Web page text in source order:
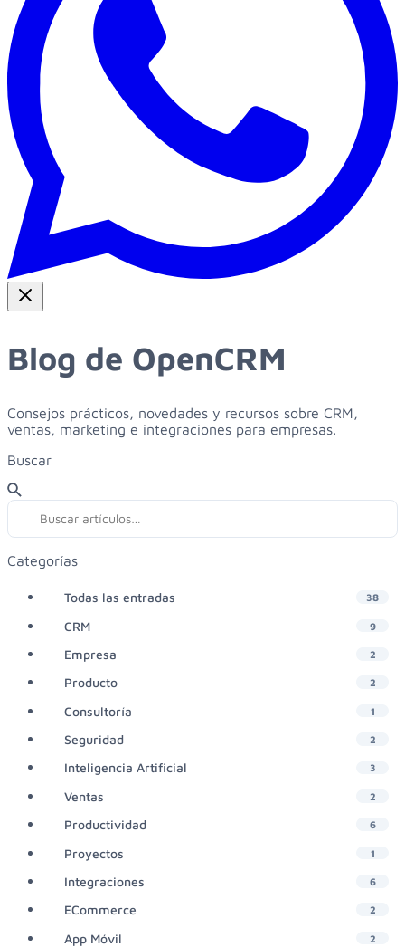
Blog de OpenCRM
Consejos prácticos, novedades y recursos sobre CRM,
ventas, marketing e integraciones para empresas.
Buscar
Categorías
Todas las entradas 38
CRM 9
Empresa 2
Producto 2
Consultoría 1
Seguridad 2
Inteligencia Artificial 3
Ventas 2
Productividad 6
Proyectos 1
Integraciones 6
ECommerce 2
App Móvil 2